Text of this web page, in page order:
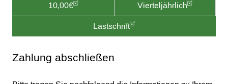
10,00€ Vierteljährlich
Lastschrift
Zahlung abschließen